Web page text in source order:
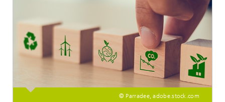
© Parradee, adobe.stock.com